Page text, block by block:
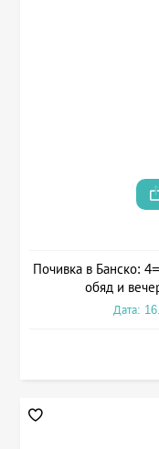
Почивка в Банско:
обяд и
Дата: